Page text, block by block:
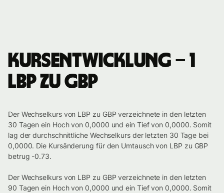
Kursentwicklung – 1
LBP zu GBP
Der Wechselkurs von LBP zu GBP verzeichnete in den letzten
30 Tagen ein Hoch von 0,0000 und ein Tief von 0,0000. Somit
lag der durchschnittliche Wechselkurs der letzten 30 Tage bei
0,0000. Die Kursänderung für den Umtausch von LBP zu GBP
betrug -0.73.
Der Wechselkurs von LBP zu GBP verzeichnete in den letzten
90 Tagen ein Hoch von 0,0000 und ein Tief von 0,0000. Somit